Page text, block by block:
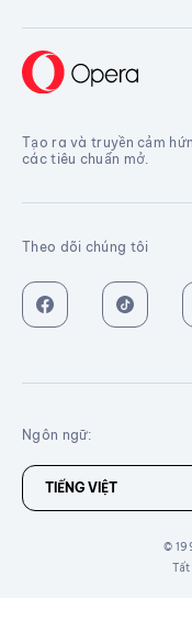
Tạo ra và truyền cảm
các tiêu chuẩn mở.
Theo dõi chúng tôi
©
Tất
Ngôn ngữ: